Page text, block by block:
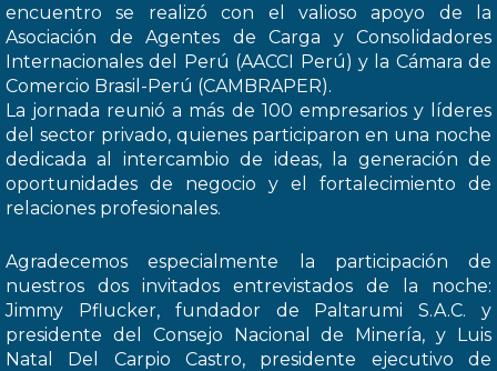
encuentro se realizó con el valioso apoyo de la
Asociación de Agentes de Carga y Consolidadores
Internacionales del Perú (AACCI Perú) y la Cámara de
Comercio Brasil-Perú (CAMBRAPER).
La jornada reunió a más de 100 empresarios y líderes
del sector privado, quienes participaron en una noche
dedicada al intercambio de ideas, la generación de
oportunidades de negocio y el fortalecimiento de
relaciones profesionales.
Agradecemos especialmente la participación de
nuestros dos invitados entrevistados de la noche:
Jimmy Pflucker, fundador de Paltarumi S.A.C. y
presidente del Consejo Nacional de Minería, y Luis
Natal Del Carpio Castro, presidente ejecutivo de